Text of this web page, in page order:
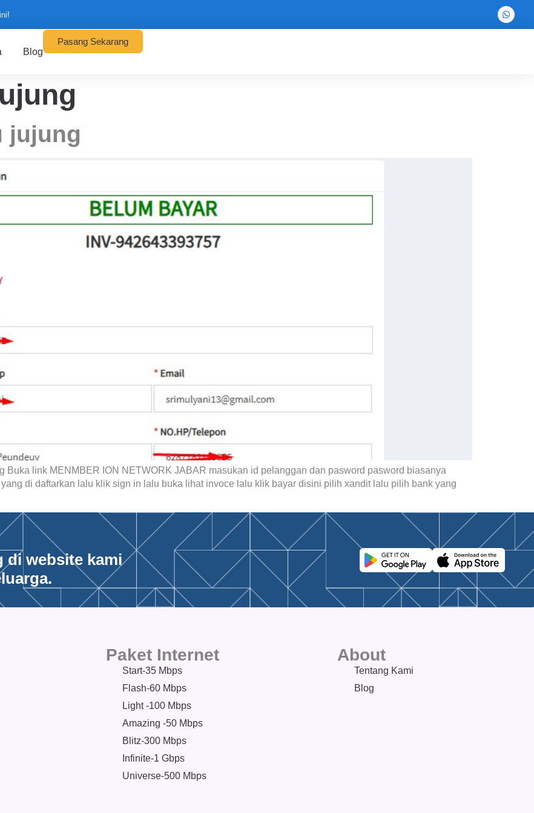
Blog
Pasang Sekarang
jujung
Buka link MENMBER ION NETWORK JABAR masukan id pelanggan dan pasword pasword biasanya
di daftarkan lalu klik sign in lalu buka lihat invoce lalu klik bayar disini pilih xandit lalu pilih bank yang
di website kami
Paket Internet
Start-35 Mbps
Flash-60 Mbps
Light -100 Mbps
Amazing -50 Mbps
Blitz-300 Mbps
Infinite-1 Gbps
Universe-500 Mbps
About
Tentang Kami
Blog